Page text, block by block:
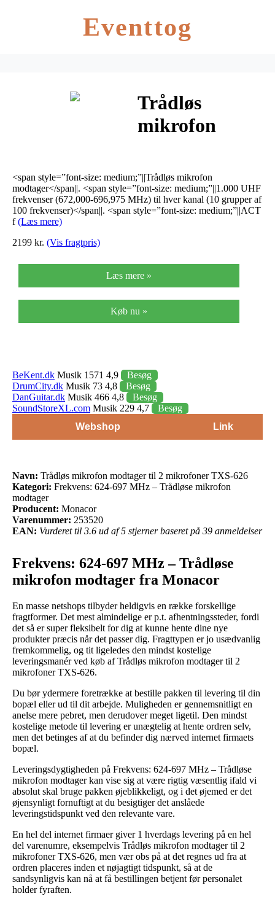
Eventtog
Trådløs
mikrofon
mikrofoner
TXS-626
<span style=”font-size: medium;”||Trådløs mikrofon
modtager</span||. <span style=”font-size: medium;”||1.000 UHF
frekvenser (672,000-696,975 MHz) til hver kanal (10 grupper af
100 frekvenser)</span||. <span style=”font-size: medium;”||ACT
f(Læs mere)
2199 kr. (Vis fragtpris)
Læs mere »
Køb nu »
BeKent.dk Musik 1571 4,9
Besøg
DrumCity.dk Musik 73 4,8
Besøg
DanGuitar.dk Musik 466 4,8
Besøg
SoundStoreXL.com Musik 229 4,7
Besøg
Webshop
Link
Navn: Trådløs mikrofon modtager til 2 mikrofoner TXS-626
Kategori: Frekvens: 624-697 MHz – Trådløse mikrofon
modtager
Producent: Monacor
Varenummer: 253520
EAN: Vurderet til 3.6 ud af 5 stjerner baseret på 39 anmeldelser
Frekvens: 624-697 MHz – Trådløse
mikrofon modtager fra Monacor
En masse netshops tilbyder heldigvis en række forskellige
fragtformer. Det mest almindelige er p.t. afhentningssteder, fordi
det så er super fleksibelt for dig at kunne hente dine nye
produkter præcis når det passer dig. Fragttypen er jo usædvanlig
fremkommelig, og tit ligeledes den mindst kostelige
leveringsmanér ved køb af Trådløs mikrofon modtager til 2
mikrofoner TXS-626.
Du bør ydermere foretrække at bestille pakken til levering til din
bopæl eller ud til dit arbejde. Muligheden er gennemsnitligt en
anelse mere pebret, men derudover meget ligetil. Den mindst
kostelige metode til levering er unægtelig at hente ordren selv,
men det betinges af at du befinder dig nærved internet firmaets
bopæl.
Leveringsdygtigheden på Frekvens: 624-697 MHz – Trådløse
mikrofon modtager kan vise sig at være rigtig væsentlig ifald vi
absolut skal bruge pakken øjeblikkeligt, og i det øjemed er det
øjensynligt fornuftigt at du besigtiger det anslåede
leveringstidspunkt ved den relevante vare.
En hel del internet firmaer giver 1 hverdags levering på en hel
del varenumre, eksempelvis Trådløs mikrofon modtager til 2
mikrofoner TXS-626, men vær obs på at det regnes ud fra at
ordren placeres inden et nøjagtigt tidspunkt, så at de
sandsynligvis kan nå at få bestillingen betjent før personalet
holder fyraften.